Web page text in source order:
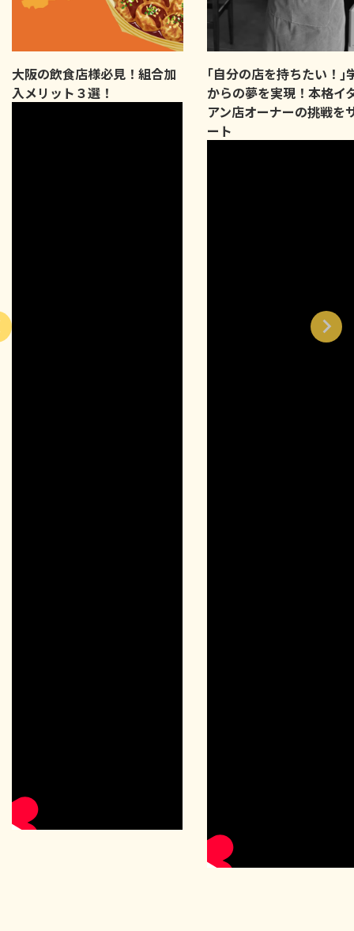
大阪の飲食店様必見！組合加
入メリット３選！
｢自分の店を持ちたい！｣
からの夢を実現！本格イ
アン店オーナーの挑戦を
ート